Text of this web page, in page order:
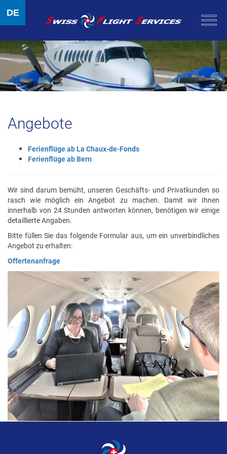
DE
Angebote
Ferienflüge ab La Chaux-de-Fonds
Ferienflüge ab Bern
Wir sind darum bemüht, unseren Geschäfts- und Privatkunden so
rasch wie möglich ein Angebot zu machen. Damit wir Ihnen
innerhalb von 24 Stunden antworten können, benötigen wir einige
detaillierte Angaben.
Bitte füllen Sie das folgende Formular aus, um ein unverbindliches
Angebot zu erhalten:
Offertenanfrage